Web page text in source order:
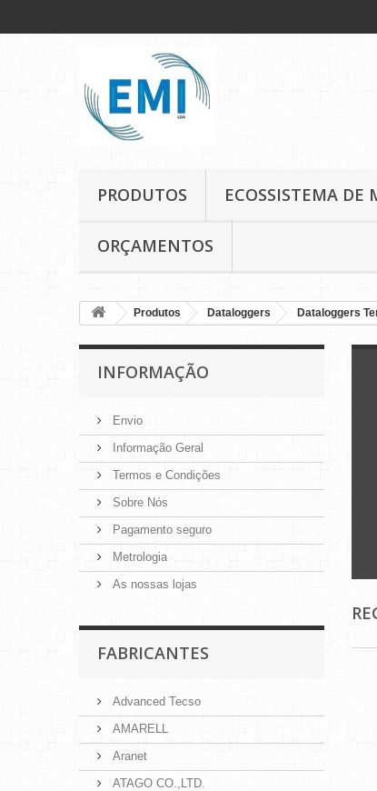
PRODUTOS ECOSSISTEMA DE
ORÇAMENTOS
Produtos Dataloggers Dataloggers
INFORMAÇÃO
Envio
Informação Geral
Termos e Condições
Sobre Nós
Pagamento seguro
Metrologia
As nossas lojas
FABRICANTES
Advanced Tecso
AMARELL
Aranet
ATAGO CO.,LTD.